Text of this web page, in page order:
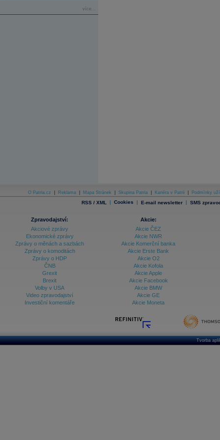
více...
O Patria.cz Reklama Mapa Stránek Skupina Patria Kariéra v Patrii Podmínky
RSS / XML | Cookies | E-mail newsletter | SMS
Zpravodajství:
Akciové zprávy
Ekonomické zprávy
Zprávy o měnách a sazbách
Zprávy o komoditách
Zprávy o HDP
ČNB
Grexit
Brexit
Volby v USA
Video zpravodajství
Investiční komentáře
Akcie:
Akcie ČEZ
Akcie NWR
Akcie Komerční banka
Akcie Erste Bank
Akcie O2
Akcie Kofola
Akcie Apple
Akcie Facebook
Akcie BMW
Akcie GE
Akcie Moneta
Tvorba